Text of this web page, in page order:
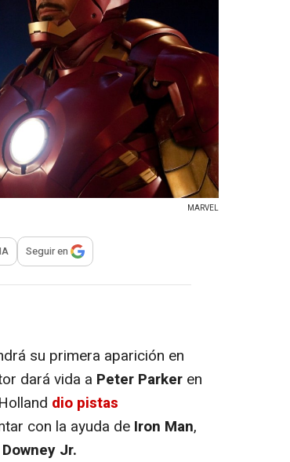
MARVEL
para compartir
IA Seguir en
su primera aparición en
dará vida a Peter Parker en
dio pistas
con la ayuda de Iron Man,
Jr.